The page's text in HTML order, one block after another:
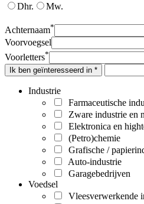
Dhr. Mw.
Achternaam*
Voorvoegsel
Voorletters*
Ik ben geïnteresseerd in *
Industrie
Farmaceutische
Zware industrie en
Elektronica en
(Petro)chemie
Grafische /
Auto-industrie
Garagebedrijven
Voedsel
Vleesverwerkende